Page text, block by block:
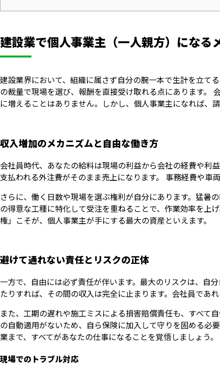
建設業で個人事業主（一人親方）になる
建設業界において、組織に属さず自分の腕一本で生計を立て
の裁量で現場を選び、報酬を直接受け取れる点にあります。
に増えることはありません。しかし、個人事業主になれば、
収入増加のメカニズムと自由な働き方
会社員時代、あなたの給料は現場の利益から会社の経費や利
支払われる外注費がそのまま売上になります。 事務経費や
さらに、働く日数や現場を選ぶ権利が自分にあります。猛暑
の得意な工種に特化して受注を重ねることで、作業効率を上
権」こそが、個人事業主が手にする最大の資産といえます。
避けて通れない責任とリスクの正体
一方で、自由には必ず責任が伴います。最大のリスクは、自
たりすれば、その間の収入は完全に止まります。会社員であ
また、工期の遅れや施工ミスによる損害賠償責任も、すべて
の自動適用がないため、自ら保険に加入して守りを固める必
業まで、すべてがあなたの仕事になることを覚悟しましょう。
現場でのトラブル対応